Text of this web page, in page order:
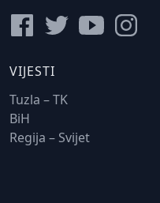
VIJESTI
Tuzla – TK
BiH
Regija – Svijet